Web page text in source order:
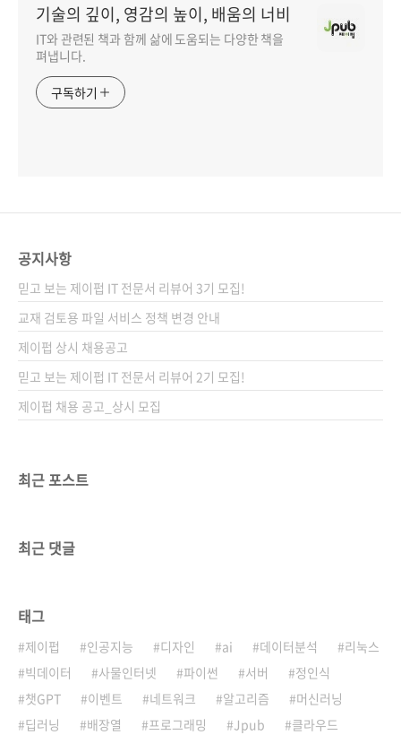
기술의 깊이, 영감의 높이, 배움의 너비
IT와 관련된 책과 함께 삶에 도움되는 다양한 책을
펴냅니다.
구독하기
공지사항
믿고 보는 제이펍 IT 전문서 리뷰어 3기 모집!
교재 검토용 파일 서비스 정책 변경 안내
제이펍 상시 채용공고
믿고 보는 제이펍 IT 전문서 리뷰어 2기 모집!
제이펍 채용 공고_상시 모집
최근 포스트
최근 댓글
태그
제이펍 인공지능 디자인 ai 데이터분석
리눅스
빅데이터
사물인터넷 파이썬 서버
정인식
챗GPT
이벤트 네트워크 알고리즘
머신러닝
딥러닝
배장열 프로그래밍 Jpub 클라우드